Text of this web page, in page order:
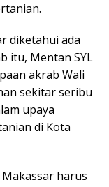
diketahui ada
itu, Mentan SYL
akrab Wali
sekitar seribu
upaya
di Kota
harus